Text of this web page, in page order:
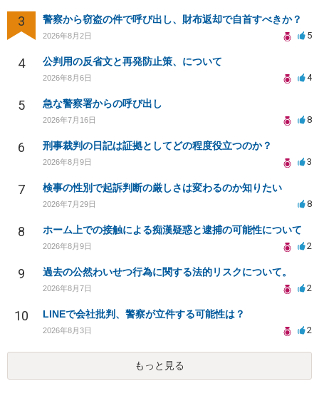
3 警察から窃盗の件で呼び出し、財布返却で自首すべきか？
2026年8月2日 5
4 公判用の反省文と再発防止策、について
2026年8月6日 4
5 急な警察署からの呼び出し
2026年7月16日 8
6 刑事裁判の日記は証拠としてどの程度役立つのか？
2026年8月9日 3
7 検事の性別で起訴判断の厳しさは変わるのか知りたい
2026年7月29日 8
8 ホーム上での接触による痴漢疑惑と逮捕の可能性について
2026年8月9日 2
9 過去の公然わいせつ行為に関する法的リスクについて。
2026年8月7日 2
10 LINEで会社批判、警察が立件する可能性は？
2026年8月3日 2
もっと見る